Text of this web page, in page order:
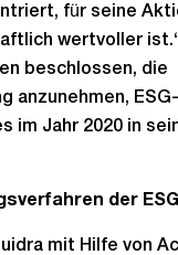
für seine
wertvoller
beschlossen, die
anzunehmen,
im Jahr 2020 in
der
mit Hilfe von